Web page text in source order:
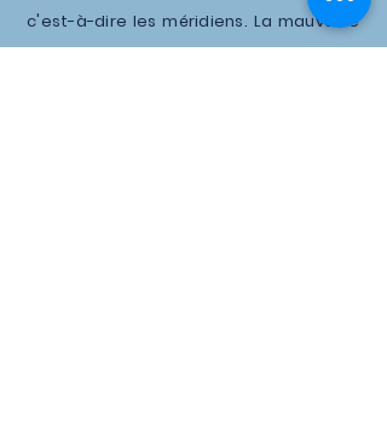
c'est-à-dire les méridiens. La mauvaise
circulation, empêchée ou déséquilibrée,